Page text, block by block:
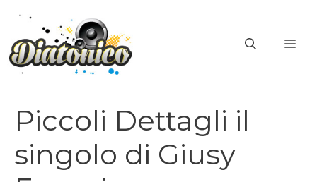
contenuto
Piccoli Dettagli il
singolo di Giusy